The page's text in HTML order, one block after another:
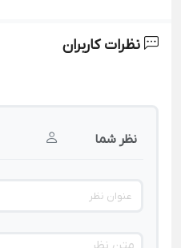
نظرات کاربران
نظر شما